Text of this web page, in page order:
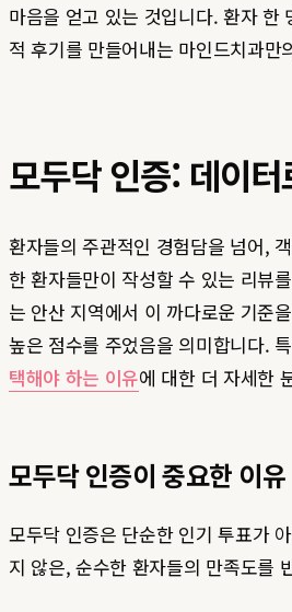
마음을 얻고 있는 것입니다. 환자 한
적 후기를 만들어내는 마인드치과만
모두닥 인증: 데이
환자들의 주관적인 경험담을 넘어,
한 환자들만이 작성할 수 있는 리뷰
는 안산 지역에서 이 까다로운 기준
높은 점수를 주었음을 의미합니다.
택해야 하는 이유에 대한 더 자세한
모두닥 인증이 중요한 이유
모두닥 인증은 단순한 인기 투표가
지 않은, 순수한 환자들의 만족도를